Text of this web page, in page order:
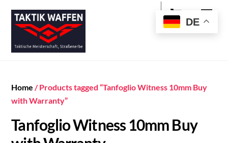
content
Cart
Home / Products tagged “Tanfoglio Witness 10mm Buy
with Warranty”
Tanfoglio Witness 10mm Buy
DE